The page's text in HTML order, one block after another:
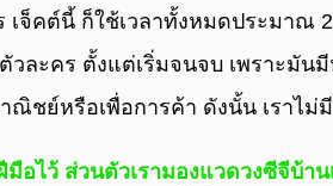
เจ็คต์นี้ ก็ใช้เวลาทั้งหมดประมาณ 2
วละคร ตั้งแต่เริ่มจนจบ เพราะมัน
ณิชย์หรือเพื่อการค้า ดังนั้น เราไม่
อไว้ ส่วนตัวเรามองแวดวงซีจีบ้าน